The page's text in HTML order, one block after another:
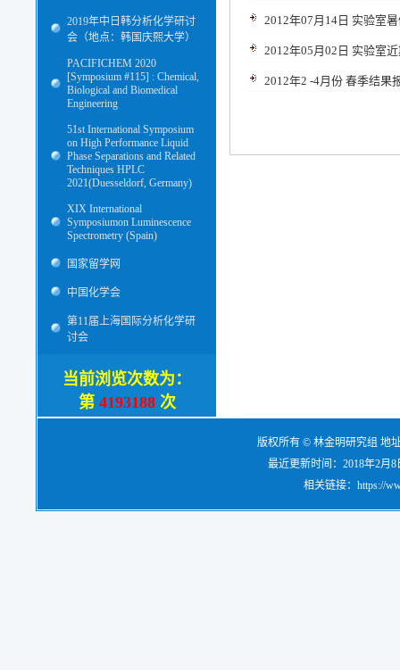
2019年中日韩分析化学研讨
会（地点：韩国庆熙大学）
PACIFICHEM 2020
[Symposium #115] : Chemical,
Biological and Biomedical
Engineering
51st International Symposium
on High Performance Liquid
Phase Separations and Related
Techniques HPLC
2021(Duesseldorf, Germany)
XIX International
Symposiumon Luminescence
Spectrometry (Spain)
国家留学网
中国化学会
第11届上海国际分析化学研
讨会
当前浏览次数为：
第 4193188次
2012年07月14日 实验室
2012年05月02日 实验室
2012年2 -4月份 春季结果
版权所有 © 林金明研究组 地
最近更新时间：2018年2月8
相关链接：https://